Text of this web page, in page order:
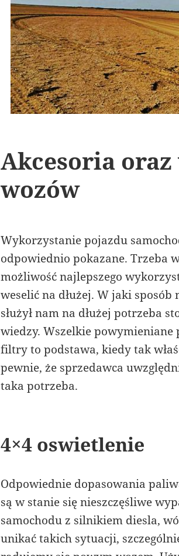
Akcesoria oraz
wozów
Wykorzystanie pojazdu
odpowiednio pokazane. Trzeba
możliwość najlepszego
weselić na dłużej. W jaki
służył nam na dłużej potrzeba
wiedzy. Wszelkie powymieniane
filtry to podstawa, kiedy tak
pewnie, że sprzedawca
taka potrzeba.
4×4 oswietlenie
Odpowiednie dopasowania
są w stanie się nieszczęśliwe
samochodu z silnikiem diesla,
unikać takich sytuacji,